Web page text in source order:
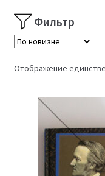
Фильтр
Отображение